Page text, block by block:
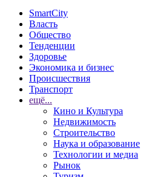
SmartCity
Власть
Общество
Тенденции
Здоровье
Экономика и бизнес
Происшествия
Транспорт
ещё...
Кино и Культура
Недвижимость
Строительство
Наука и образование
Технологии и медиа
Рынок